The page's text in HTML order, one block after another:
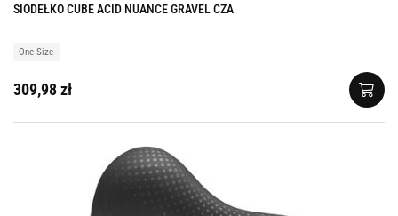
SIODEŁKO CUBE ACID NUANCE GRAVEL CZA
One Size
309,98 zł